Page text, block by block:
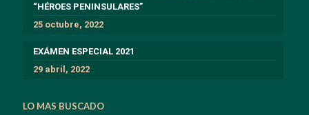
“HÉROES PENINSULARES”
25 octubre, 2022
EXÁMEN ESPECIAL 2021
29 abril, 2022
LO MAS BUSCADO